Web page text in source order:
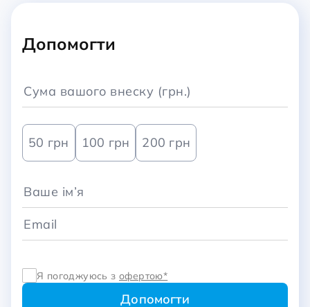
Допомогти
50 грн 100 грн 200 грн
Я погоджуюсь зофертою*